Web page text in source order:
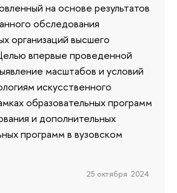
на основе результатов
обследования
организаций высшего
впервые проведенной
масштабов и условий
искусственного
образовательных программ
и дополнительных
программ в вузовском
25 октября 2024